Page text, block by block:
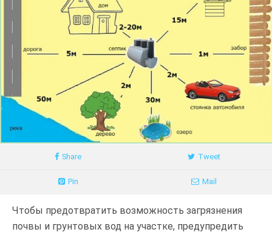
Share Tweet
Pin Mail
Чтобы предотвратить возможность загрязнения
почвы и грунтовых вод на участке, предупредить